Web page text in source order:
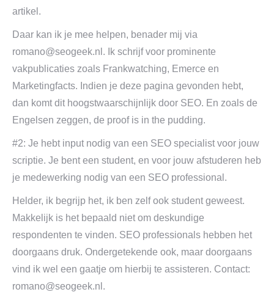
artikel.
Daar kan ik je mee helpen, benader mij via
romano@seogeek.nl . Ik schrijf voor prominente
vakpublicaties zoals Frankwatching, Emerce en
Marketingfacts. Indien je deze pagina gevonden hebt,
dan komt dit hoogstwaarschijnlijk door SEO. En zoals de
Engelsen zeggen, de proof is in the pudding.
#2: Je hebt input nodig van een SEO specialist voor jouw
scriptie. Je bent een student, en voor jouw afstuderen heb
je medewerking nodig van een SEO professional.
Helder, ik begrijp het, ik ben zelf ook student geweest.
Makkelijk is het bepaald niet om deskundige
respondenten te vinden. SEO professionals hebben het
doorgaans druk. Ondergetekende ook, maar doorgaans
vind ik wel een gaatje om hierbij te assisteren. Contact:
romano@seogeek.nl .